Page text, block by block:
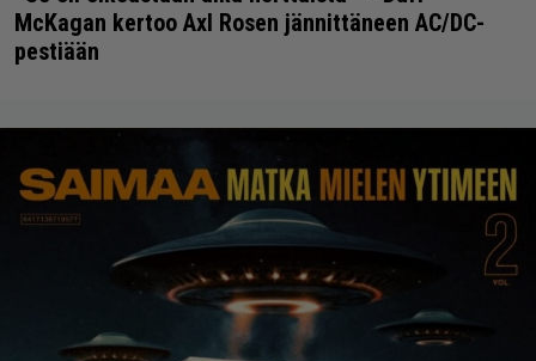
McKagan kertoo Axl Rosen jännittäneen AC/DC-
pestiään